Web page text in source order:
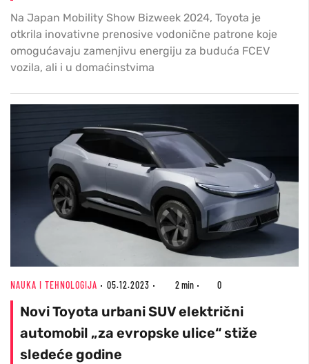
Na Japan Mobility Show Bizweek 2024, Toyota je
otkrila inovativne prenosive vodonične patrone koje
omogućavaju zamenjivu energiju za buduća FCEV
vozila, ali i u domaćinstvima
NAUKA I TEHNOLOGIJA 05.12.2023 2 min 0
Novi Toyota urbani SUV električni
automobil „za evropske ulice“ stiže
sledeće godine